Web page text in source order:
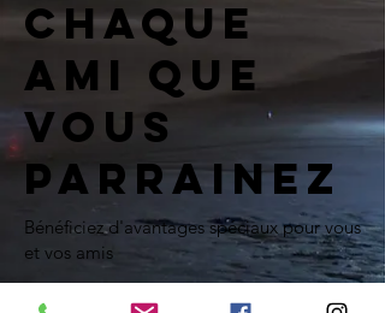
chaque
ami que
vous
parrainez
Bénéficiez d'avantages spéciaux pour vous
et vos amis
Offrez à vos amis une réduction de 5 €.